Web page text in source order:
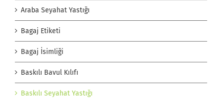
Araba Seyahat Yastığı
Bagaj Etiketi
Bagaj İsimliği
Baskılı Bavul Kılıfı
Baskılı Seyahat Yastığı